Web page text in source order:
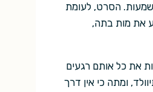
הסרט, לעומת
את מות בתה,
את כל אותם רגעים
ומתה כי אין דרך